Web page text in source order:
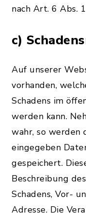
nach Art. 6 Abs.
c)
Auf unserer
vorhanden,
Schadens im
werden kann.
wahr, so werden
eingegeben
gespeichert.
Beschreibung
Schadens, Vor-
Adresse. Die